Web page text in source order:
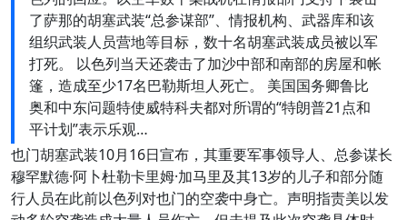
了萨那的胡塞武装“总参谋部”、情报机构、武器库和该
组织武装人员营地等目标，数十名胡塞武装成员被以军
打死。 以色列当天还袭击了加沙中部和南部的房屋和帐
篷，造成至少17名巴勒斯坦人死亡。 美国国务卿鲁比
奥和中东问题特使威特科夫都对所谓的“特朗普21点和
平计划”表示乐观…
也门胡塞武装10月16日宣布，其重要军事领导人、总参谋长
穆罕默德·阿卜杜勒卡里姆·加马里及其13岁的儿子和部分随
行人员在此前以色列对也门的空袭中身亡。声明指责美以发